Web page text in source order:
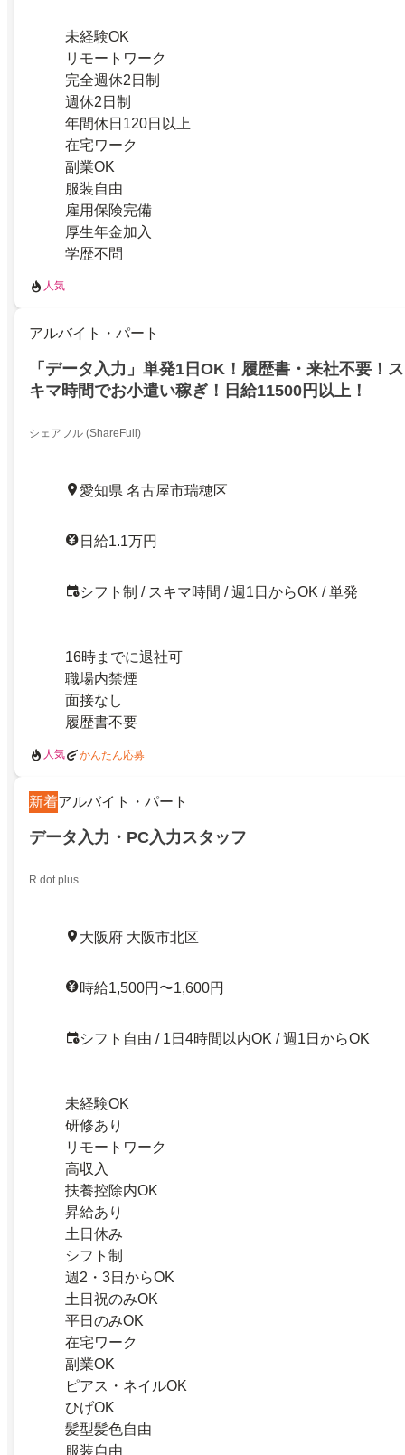
未経験OK
リモートワーク
完全週休2日制
週休2日制
年間休日120日以上
在宅ワーク
副業OK
服装自由
雇用保険完備
厚生年金加入
学歴不問
人気
アルバイト・パート
「データ入力」単発1日OK！履歴書・来社不要！
キマ時間でお小遣い稼ぎ！日給11500円以上！
シェアフル (ShareFull)
愛知県 名古屋市瑞穂区
日給1.1万円
シフト制 / スキマ時間 / 週1日からOK / 単発
16時までに退社可
職場内禁煙
面接なし
履歴書不要
人気 かんたん応募
新着アルバイト・パート
データ入力・PC入力スタッフ
R dot plus
大阪府 大阪市北区
時給1,500円〜1,600円
シフト自由 / 1日4時間以内OK / 週1日からOK
未経験OK
研修あり
リモートワーク
高収入
扶養控除内OK
昇給あり
土日休み
シフト制
週2・3日からOK
土日祝のみOK
平日のみOK
在宅ワーク
副業OK
ピアス・ネイルOK
ひげOK
髪型髪色自由
服装自由